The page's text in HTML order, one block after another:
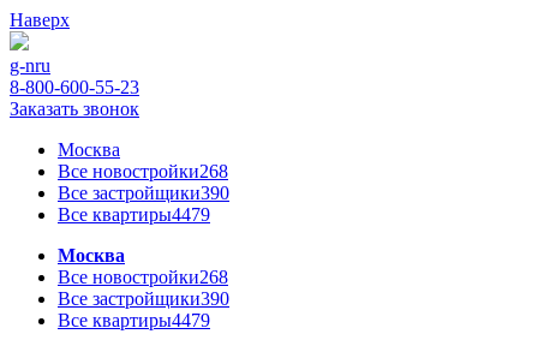
Наверх
g-nru
8-800-600-55-23
Заказать звонок
Москва
Все новостройки268
Все застройщики390
Все квартиры4479
Москва
Все новостройки268
Все застройщики390
Все квартиры4479